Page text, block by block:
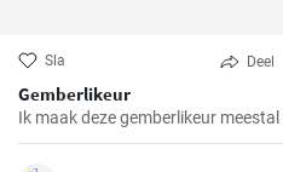
Sla Deel
Gemberlikeur
Ik maak deze gemberlikeur